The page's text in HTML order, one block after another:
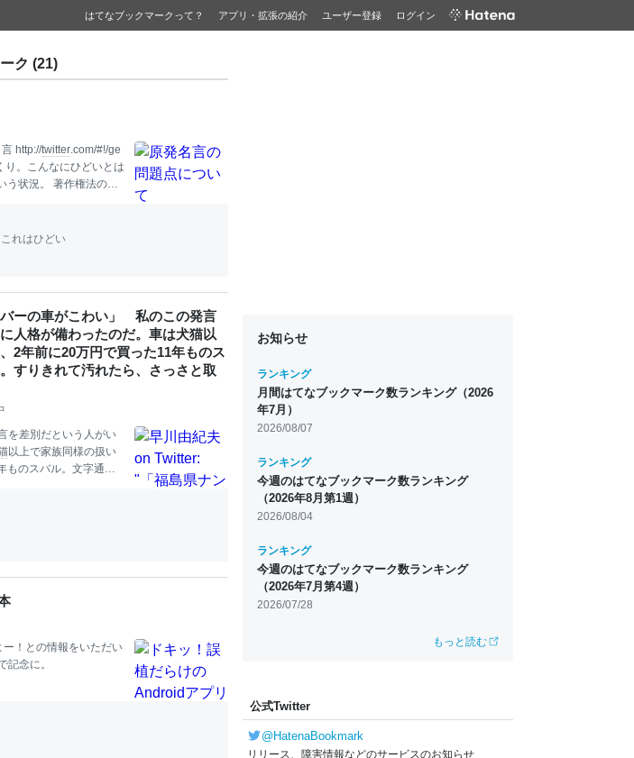
はてなブックマークって？ アプリ・拡張の紹介 ユーザー登録 ログイン
ク (21)
http://twitter.com/#!/ge
。こんなにひどいとは
う状況。 著作権法の引
条件を満たす方法が引
言がいつどの媒体で発
として機能していな
これはひどい
ーの車がこわい」 私のこの発言
人格が備わったのだ。車は犬猫以
2年前に20万円で買った11年ものス
すりきれて汚れたら、さっさと取
を差別だという人がい
以上で家族同様の扱い
ものスバル。文字通り
ー！との情報をいただい
記念に。
お知らせ
ランキング
月間はてなブックマーク数ランキング（2026
年7月）
2026/08/07
ランキング
今週のはてなブックマーク数ランキング
（2026年8月第1週）
2026/08/04
ランキング
今週のはてなブックマーク数ランキング
（2026年7月第4週）
2026/07/28
もっと読む
公式Twitter
@HatenaBookmark
リリース、障害情報などのサービスのお知らせ